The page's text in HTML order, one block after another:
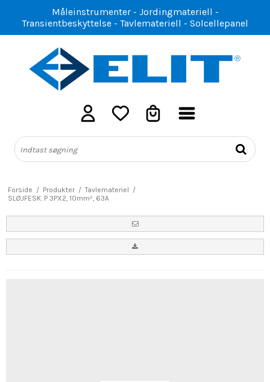
Måleinstrumenter - Jordingmateriell -
Transientbeskyttelse - Tavlemateriell - Solcellepanel
Forside / Produkter / Tavlemateriel /
SLØJFESK. P 3PX2, 10mm², 63A